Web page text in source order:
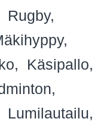
Rugby
Käsipallo
Lumilautailu